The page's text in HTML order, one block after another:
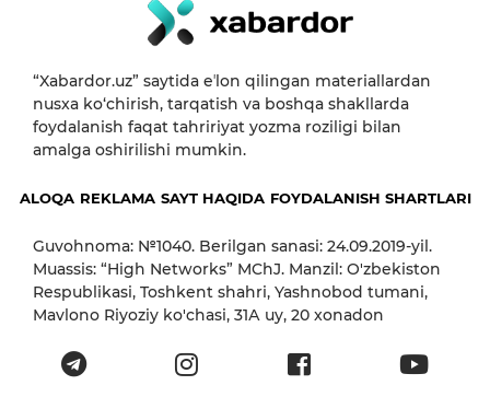
“Xabardor.uz” saytida eʼlon qilingan materiallardan
nusxa ko‘chirish, tarqatish va boshqa shakllarda
foydalanish faqat tahririyat yozma roziligi bilan
amalga oshirilishi mumkin.
ALOQA REKLAMA SAYT HAQIDA FOYDALANISH SHARTLARI
Guvohnoma: №1040. Berilgan sanasi: 24.09.2019-yil.
Muassis: “High Networks” MChJ. Manzil: O'zbekiston
Respublikasi, Toshkent shahri, Yashnobod tumani,
Mavlono Riyoziy ko'chasi, 31А uy, 20 xonadon